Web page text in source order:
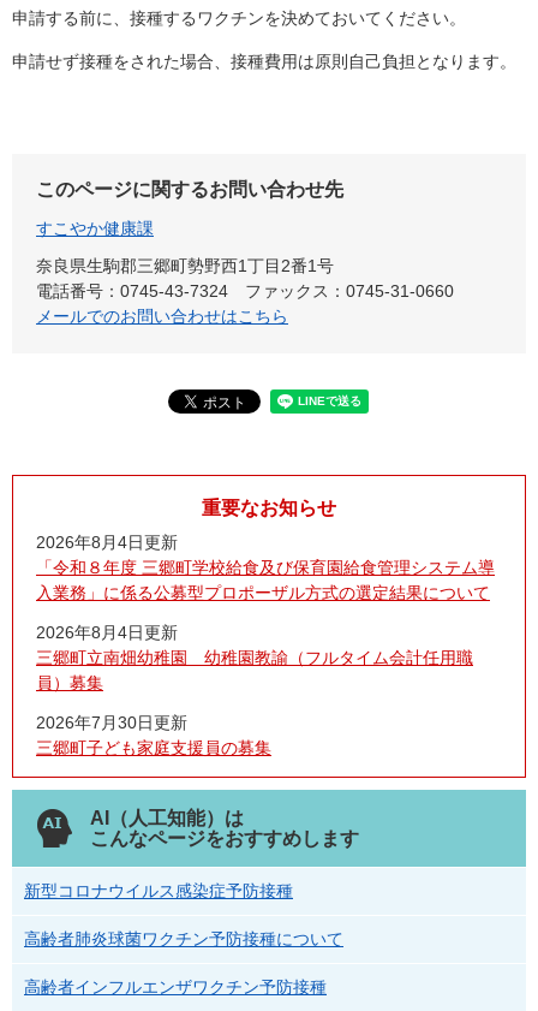
申請する前に、接種するワクチンを決めておいてください。
申請せず接種をされた場合、接種費用は原則自己負担となります。
このページに関するお問い合わせ先
すこやか健康課
奈良県生駒郡三郷町勢野西1丁目2番1号
電話番号：0745-43-7324
ファックス：0745-31-0660
メールでのお問い合わせはこちら
重要なお知らせ
2026年8月4日更新
「令和８年度 三郷町学校給食及び保育園給食管理システム導
入業務」に係る公募型プロポーザル方式の選定結果について
2026年8月4日更新
三郷町立南畑幼稚園 幼稚園教諭（フルタイム会計任用職
員）募集
2026年7月30日更新
三郷町子ども家庭支援員の募集
AI（人工知能）は
こんなページをおすすめします
新型コロナウイルス感染症予防接種
高齢者肺炎球菌ワクチン予防接種について
高齢者インフルエンザワクチン予防接種